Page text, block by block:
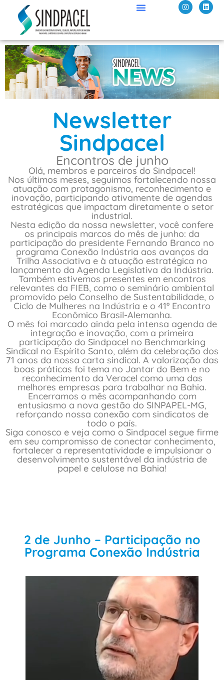
Newsletter
Sindpacel
Encontros de junho
Olá, membros e parceiros do Sindpacel!
Nos últimos meses, seguimos fortalecendo nossa
atuação com protagonismo, reconhecimento e
inovação, participando ativamente de agendas
estratégicas que impactam diretamente o setor
industrial.
Nesta edição da nossa newsletter, você confere
os principais marcos do mês de junho: da
participação do presidente Fernando Branco no
programa Conexão Indústria aos avanços da
Trilha Associativa e à atuação estratégica no
lançamento da Agenda Legislativa da Indústria.
Também estivemos presentes em encontros
relevantes da FIEB, como o seminário ambiental
promovido pelo Conselho de Sustentabilidade, o
Ciclo de Mulheres na Indústria e o 41º Encontro
Econômico Brasil-Alemanha.
O mês foi marcado ainda pela intensa agenda de
integração e inovação, com a primeira
participação do Sindpacel no Benchmarking
Sindical no Espírito Santo, além da celebração dos
71 anos da nossa carta sindical. A valorização das
boas práticas foi tema no Jantar do Bem e no
reconhecimento da Veracel como uma das
melhores empresas para trabalhar na Bahia.
Encerramos o mês acompanhando com
entusiasmo a nova gestão do SINPAPEL-MG,
reforçando nossa conexão com sindicatos de
todo o país.
Siga conosco e veja como o Sindpacel segue firme
em seu compromisso de conectar conhecimento,
fortalecer a representatividade e impulsionar o
desenvolvimento sustentável da indústria de
papel e celulose na Bahia!
2 de Junho – Participação no
Programa Conexão Indústria